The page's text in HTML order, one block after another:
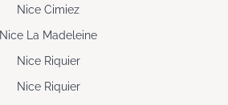
Nice Cimiez
Nice La Madeleine
Nice Riquier
Nice Riquier